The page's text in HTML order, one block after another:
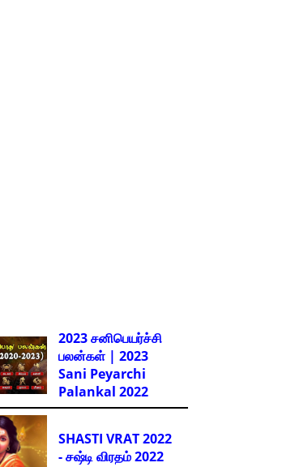
2023 சனிபெயர்ச்சி
பலன்கள் | 2023
Sani Peyarchi
Palankal 2022
SHASTI VRAT 2022
- சஷ்டி விரதம் 2022